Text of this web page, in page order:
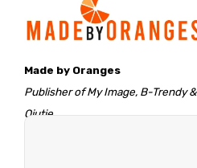
Made by Oranges
Publisher of My Image, B-Trendy &
Qjutie